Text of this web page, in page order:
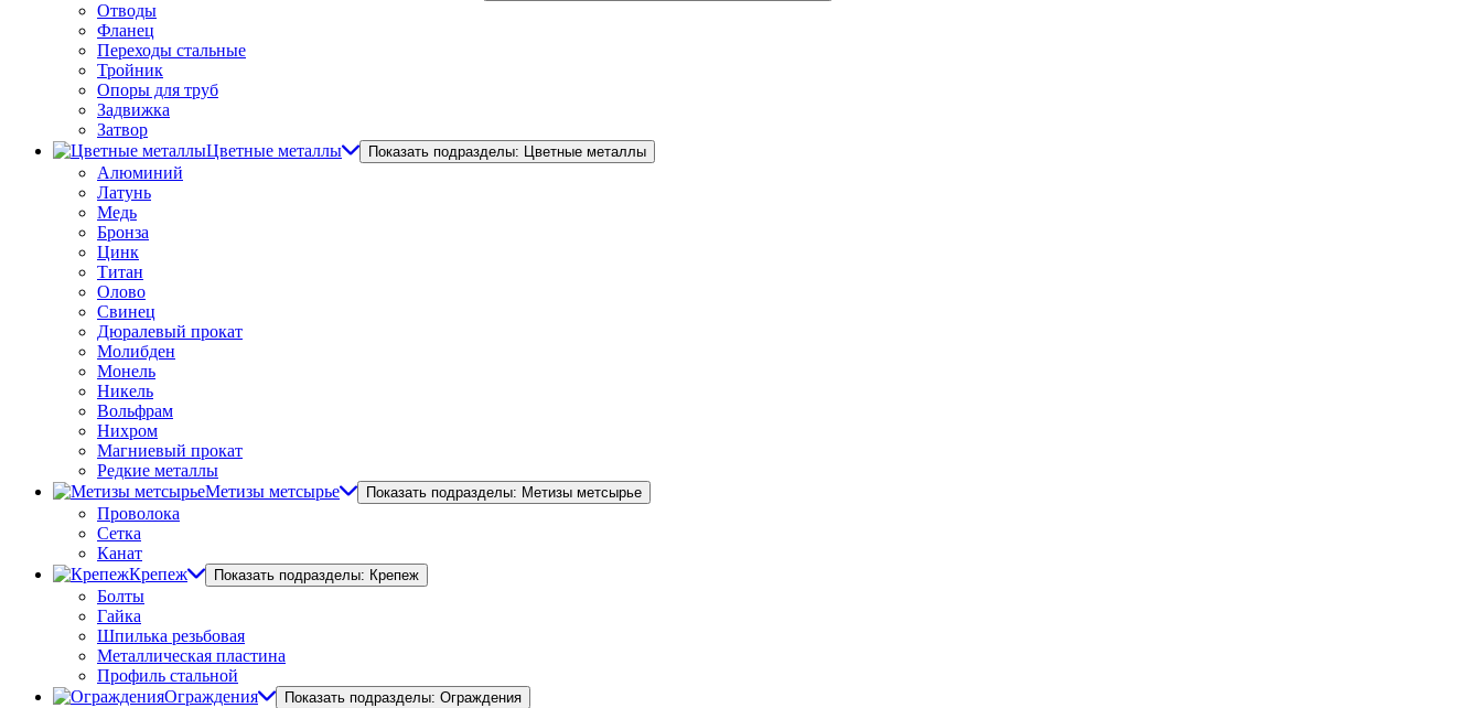
Отводы
Фланец
Переходы стальные
Тройник
Опоры для труб
Задвижка
Затвор
Цветные металлы
Показать подразделы: Цветные металлы
Алюминий
Латунь
Медь
Бронза
Цинк
Титан
Олово
Свинец
Дюралевый прокат
Молибден
Монель
Никель
Вольфрам
Нихром
Магниевый прокат
Редкие металлы
Метизы метсырье
Показать подразделы: Метизы метсырье
Проволока
Сетка
Канат
Крепеж
Показать подразделы: Крепеж
Болты
Гайка
Шпилька резьбовая
Металлическая пластина
Профиль стальной
Ограждения
Показать подразделы: Ограждения